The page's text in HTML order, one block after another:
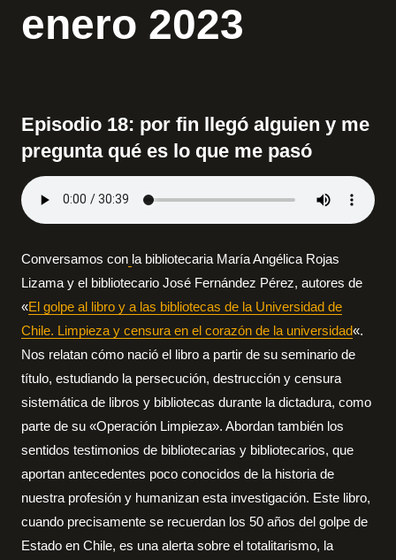
enero 2023
Episodio 18: por fin llegó alguien y me
pregunta qué es lo que me pasó
Conversamos con la bibliotecaria María Angélica Rojas
Lizama y el bibliotecario José Fernández Pérez, autores de
«El golpe al libro y a las bibliotecas de la Universidad de
Chile. Limpieza y censura en el corazón de la universidad«.
Nos relatan cómo nació el libro a partir de su seminario de
título, estudiando la persecución, destrucción y censura
sistemática de libros y bibliotecas durante la dictadura, como
parte de su «Operación Limpieza». Abordan también los
sentidos testimonios de bibliotecarias y bibliotecarios, que
aportan antecedentes poco conocidos de la historia de
nuestra profesión y humanizan esta investigación. Este libro,
cuando precisamente se recuerdan los 50 años del golpe de
Estado en Chile, es una alerta sobre el totalitarismo, la